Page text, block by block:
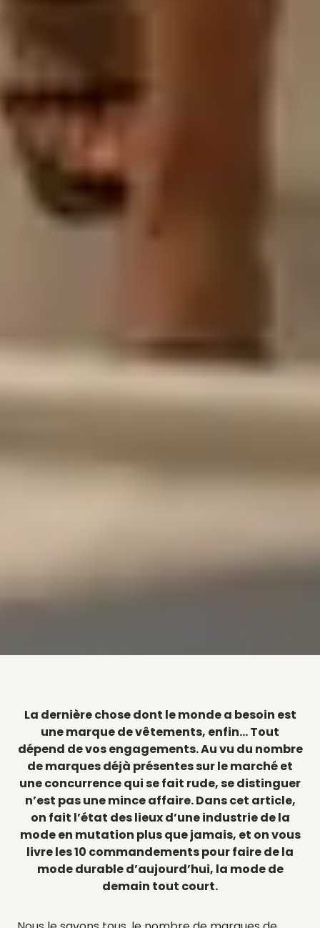
La dernière chose dont le monde a besoin est
une marque de vêtements, enfin… Tout
dépend de vos engagements. Au vu du nombre
de marques déjà présentes sur le marché et
une concurrence qui se fait rude, se distinguer
n’est pas une mince affaire. Dans cet article,
on fait l’état des lieux d’une industrie de la
mode en mutation plus que jamais, et on vous
livre les 10 commandements pour faire de la
mode durable d’aujourd’hui, la mode de
demain tout court.